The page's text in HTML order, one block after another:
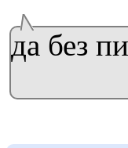
да без